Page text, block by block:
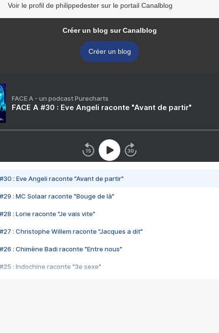
Voir le profil de philippedester sur le portail Canalblog
Créer un blog sur Canalblog
Créer un blog
FACE A - un podcast Purecharts
FACE A #30 : Eve Angeli raconte "Avant de partir"
#30 : Eve Angeli raconte "Avant de partir"
#29 : MC Solaar raconte "Bouge de là"
#28 : Lorie raconte "Je vais vite"
#27 : Christophe Willem raconte "Jacques a dit"
#26 : Chimène Badi raconte "Entre nous"
#25 : Indochine raconte "3e sexe"